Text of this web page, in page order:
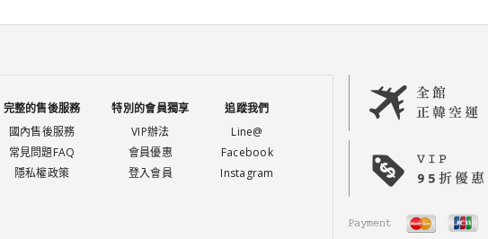
完整的售後服務
國內售後服務
常見問題FAQ
隱私權政策
特別的會員獨享
VIP辦法
會員優惠
登入會員
追蹤我們
Line@
Facebook
Instagram